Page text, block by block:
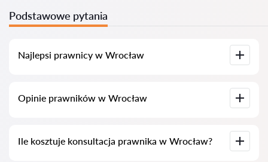
Podstawowe pytania
Najlepsi prawnicy w Wrocław
pełnymi informacjami. Ceny, opinie, numery telefonów i
adresy.
Opinie prawników w Wrocław
prawnikach, nie usuwamy negatywnych recenzji i nie ma
możliwości manipulacji nimi.
Ile kosztuje konsultacja prawnika w Wrocław?